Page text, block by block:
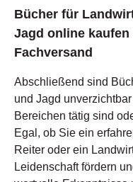
Bücher für
Jagd online kaufen
Fachversand
Abschließend sind
und Jagd
Bereichen tätig sind
Egal, ob Sie ein
Reiter oder ein
Leidenschaft fördern